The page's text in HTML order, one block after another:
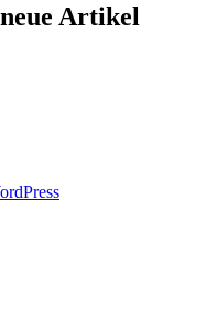
Artikel